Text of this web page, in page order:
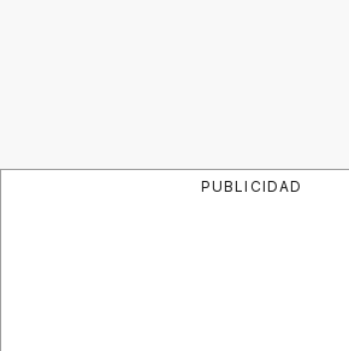
PUBLICIDAD